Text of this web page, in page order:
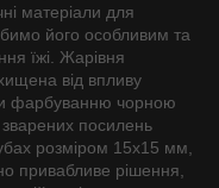
матеріали для
його особливим та
їжі. Жарівня
від впливу
фарбуванню чорною
посилень
розміром 15х15 мм,
привабливе рішення,